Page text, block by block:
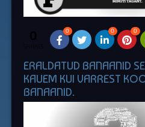
0 0 0 0
ERALDATUD BANAANID
KAUEM KUI VARREST
BANAANID.